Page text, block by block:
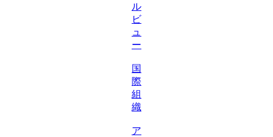
ル
ビ
ュ
ー
国
際
組
織
ア